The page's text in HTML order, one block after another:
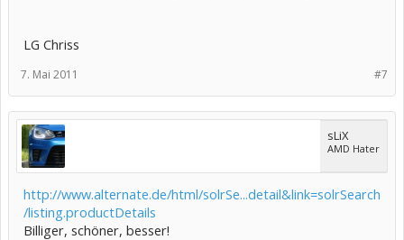
LG Chriss
#7
7. Mai 2011
sLiX
AMD Hater
http://www.alternate.de/html/solrSe...detail&link=solrSearch
/listing.productDetails
Billiger, schöner, besser!